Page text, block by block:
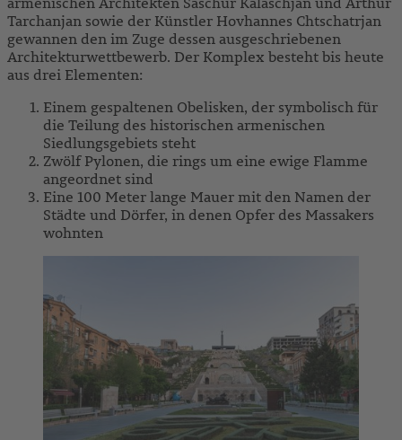
Tarchanjan sowie der Künstler Hovhannes Chtschatrjan
gewannen den im Zuge dessen ausgeschriebenen
Architekturwettbewerb. Der Komplex besteht bis heute
aus drei Elementen:
Einem gespaltenen Obelisken, der symbolisch für
die Teilung des historischen armenischen
Siedlungsgebiets steht
Zwölf Pylonen, die rings um eine ewige Flamme
angeordnet sind
Eine 100 Meter lange Mauer mit den Namen der
Städte und Dörfer, in denen Opfer des Massakers
wohnten